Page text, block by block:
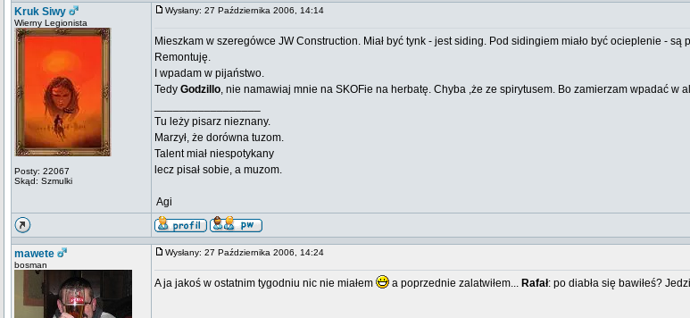
Kruk Siwy
Wierny Legionista
Posty: 22067
Skąd: Szmulki
Wysłany: 27 Października 2006, 14:14
Mieszkam w szeregówce JW Construction. Miał być tynk - jest siding. Pod sidingiem miało być ocieplenie - są
Remontuję.
I wpadam w pijaństwo.
Tedy Godzillo, nie namawiaj mnie na SKOFie na herbatę. Chyba ,że ze spirytusem. Bo zamierzam wpadać w
Tu leży pisarz nieznany.
Marzył, że dorówna tuzom.
Talent miał niespotykany
lecz pisał sobie, a muzom.
 Agi
mawete
bosman
Wysłany: 27 Października 2006, 14:24
A ja jakoś w ostatnim tygodniu nic nie miałem a poprzednie zalatwiłem... Rafał: po diabła się bawiłeś?